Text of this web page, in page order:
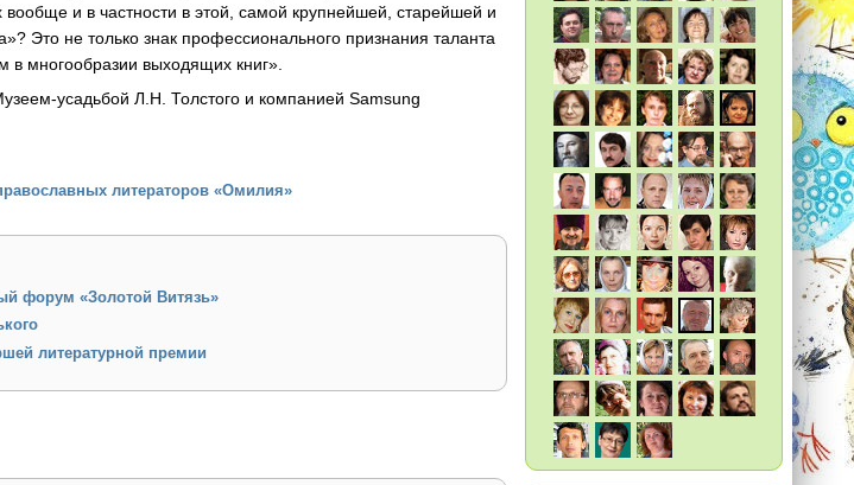
и в частности в этой, самой крупнейшей, старейшей и
Это не только знак профессионального признания таланта
в многообразии выходящих книг».
усадьбой Л.Н. Толстого и компанией Samsung
литераторов «Омилия»
форум «Золотой Витязь»
литературной премии